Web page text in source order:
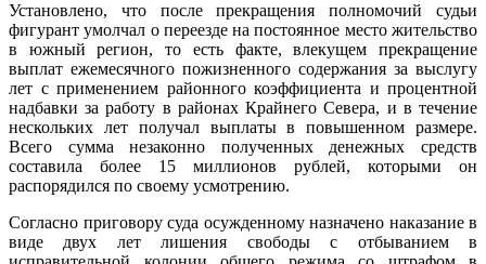
Установлено, что после прекращения полномочий судьи
фигурант умолчал о переезде на постоянное место жительство
в южный регион, то есть факте, влекущем прекращение
выплат ежемесячного пожизненного содержания за выслугу
лет с применением районного коэффициента и процентной
надбавки за работу в районах Крайнего Севера, и в течение
нескольких лет получал выплаты в повышенном размере.
Всего сумма незаконно полученных денежных средств
составила более 15 миллионов рублей, которыми он
распорядился по своему усмотрению.
Согласно приговору суда осужденному назначено наказание в
виде двух лет лишения свободы с отбыванием в